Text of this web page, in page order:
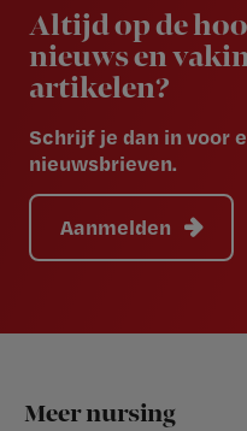
Altijd op de
nieuws en
artikelen?
Schrijf je dan in voor
nieuwsbrieven.
Aanmelden
Footer
Meer nursing